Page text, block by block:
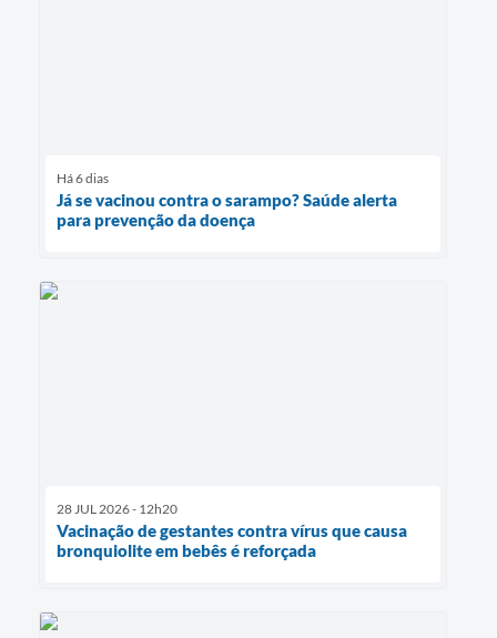
Há 6 dias
Já se vacinou contra o sarampo? Saúde alerta
para prevenção da doença
28 JUL 2026 - 12h20
Vacinação de gestantes contra vírus que causa
bronquiolite em bebês é reforçada